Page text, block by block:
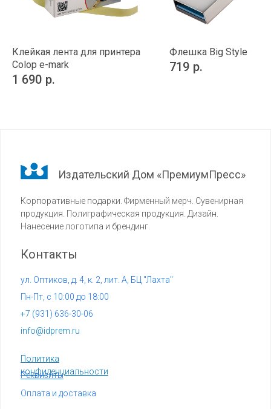
Клейкая лента для принтера
Colop e-mark
1 690 р.
Флешка Big Style
719 р.
Издательский Дом «ПремиумПресс»
Корпоративные подарки. Фирменный мерч. Сувенирная
продукция. Полиграфическая продукция. Дизайн.
Нанесение логотипа и брендинг.
info@idprem.ru
Контакты
Политика
конфиденциальности
+7 (931) 636-30-06
Реквизиты
ул. Оптиков, д. 4, к. 2, лит. А, БЦ "Лахта"
Оплата и доставка
Пн-Пт, с 10:00 до 18:00